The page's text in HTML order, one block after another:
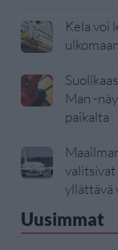
Kela voi
Man -
paikalta
valitsivat
yllättävä
Uusimmat